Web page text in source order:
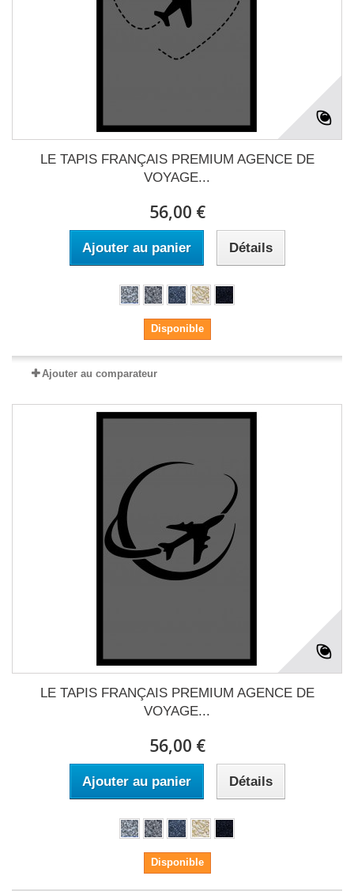
LE TAPIS FRANÇAIS PREMIUM AGENCE DE
VOYAGE...
56,00 €
Ajouter au panier Détails
Disponible
Ajouter au comparateur
LE TAPIS FRANÇAIS PREMIUM AGENCE DE
VOYAGE...
56,00 €
Ajouter au panier Détails
Disponible